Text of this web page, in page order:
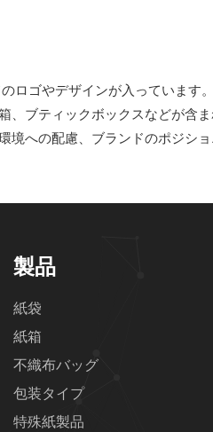
ロゴやデザインが入っています。
ブティックボックスなどが含ま
への配慮、ブランドのポジシ
製品
紙袋
紙箱
不織布バッグ
包装タイプ
特殊紙製品